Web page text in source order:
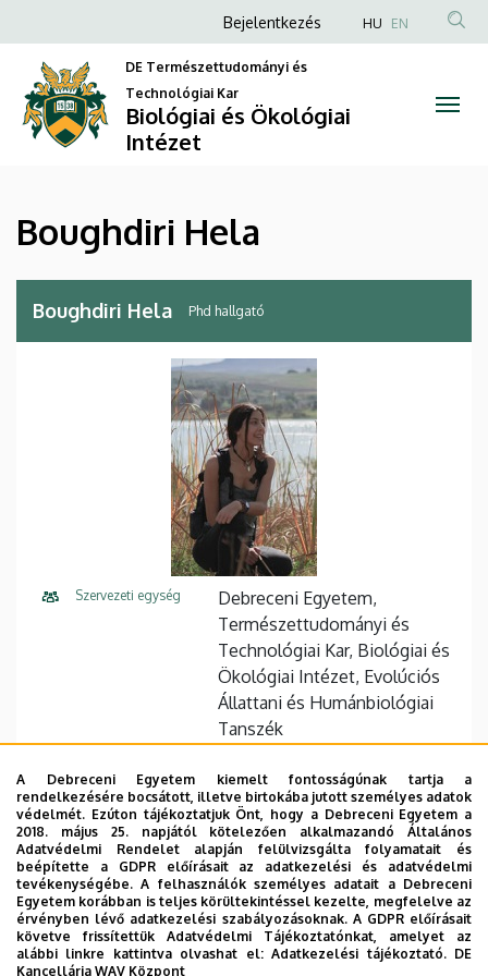
Hela
Biológiai
Ökológiai
Intézet
a
tartalomra
Anonim
Felhasználói
fiók
menüje
Bejelentkezés HU EN
DE Természettudományi és
Technológiai Kar
Biológiai és Ökológiai
Intézet
Boughdiri Hela
Boughdiri Hela Phd hallgató
Szervezeti egység
Debreceni Egyetem,
Természettudományi és
Technológiai Kar, Biológiai és
Ökológiai Intézet, Evolúciós
Állattani és Humánbiológiai
Tanszék
+36 52 512 900 62343
Közvetlen telefonszám +36 52 512 900
E-mail cím hela.boughdiri@gmail.com
Cím
4032, Debrecen Egyetem tér
1.
Épület
A Debreceni Egyetem kiemelt fontosságúnak tartja a
rendelkezésére bocsátott, illetve birtokába jutott személyes adatok
védelmét. Ezúton tájékoztatjuk Önt, hogy a Debreceni Egyetem a
2018. május 25. napjától kötelezően alkalmazandó Általános
Adatvédelmi Rendelet alapján felülvizsgálta folyamatait és
beépítette a GDPR előírásait az adatkezelési és adatvédelmi
tevékenységébe. A felhasználók személyes adatait a Debreceni
Egyetem korábban is teljes körültekintéssel kezelte, megfelelve az
érvényben lévő adatkezelési szabályozásoknak. A GDPR előírásait
követve frissítettük Adatvédelmi Tájékoztatónkat, amelyet az
alábbi linkre kattintva olvashat el:Adatkezelési tájékoztató. DE
Kancellária WAV Központ